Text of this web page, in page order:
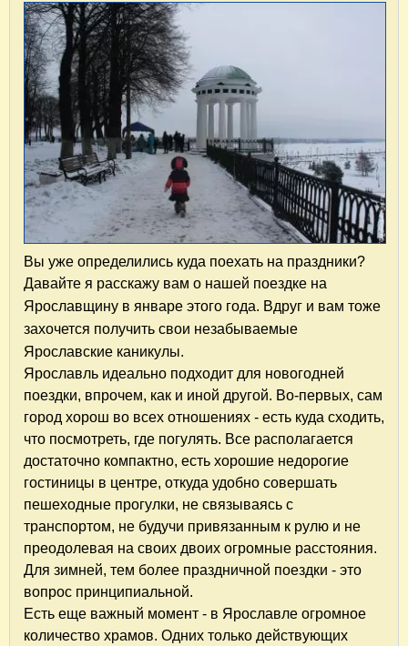
Вы уже определились куда поехать на праздники?
Давайте я расскажу вам о нашей поездке на
Я рославщину в январе этого года. Вдруг и вам тоже
захочется получить свои незабываемые
Ярославские каникулы.
Ярославль идеально подходит для новогодней
поездки, впрочем, как и иной другой. Во-первых, сам
город хорош во всех отношениях - есть куда сходить,
что посмотреть, где погулять. Все располагается
достаточно компактно, есть хорошие недорогие
гостиницы в центре, откуда удобно совершать
пешеходные прогулки, не связываясь с
транспортом, не будучи привязанным к рулю и не
преодолевая на своих двоих огромные расстояния.
Для зимней, тем более праздничной поездки - это
вопрос принципиальной.
Есть еще важный момент - в Ярославле огромное
количество храмов. Одних только действующих